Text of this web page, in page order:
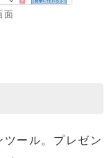
面
ール。プレゼン